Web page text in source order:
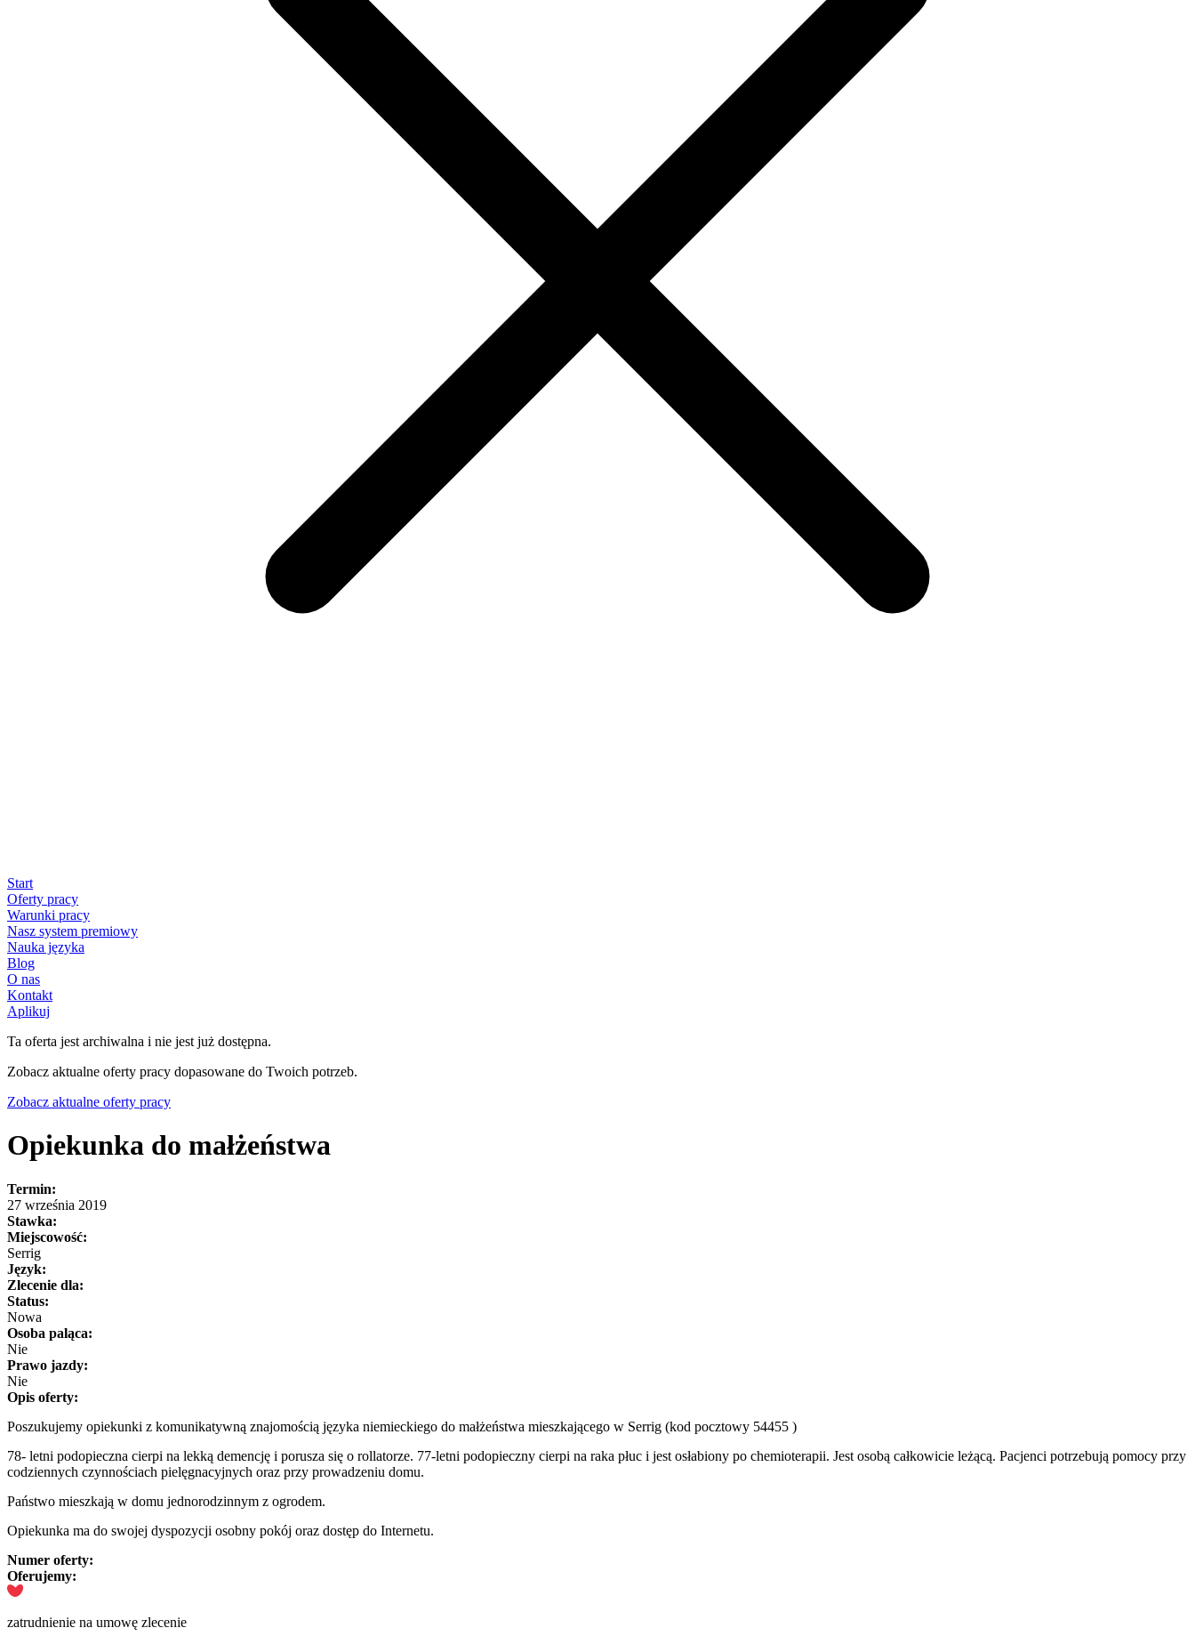
Start
Oferty pracy
Warunki pracy
Nasz system premiowy
Nauka języka
Blog
O nas
Kontakt
Aplikuj
Ta oferta jest archiwalna i nie jest już dostępna.
Zobacz aktualne oferty pracy dopasowane do Twoich potrzeb.
Zobacz aktualne oferty pracy
Opiekunka do małżeństwa
Termin:
27 września 2019
Stawka:
Miejscowość:
Serrig
Język:
Zlecenie dla:
Status:
Nowa
Osoba paląca:
Nie
Prawo jazdy:
Nie
Opis oferty:
Poszukujemy opiekunki z komunikatywną znajomością języka niemieckiego do małżeństwa mieszkającego w Serrig (kod pocztowy 54455 )
78- letni podopieczna cierpi na lekką demencję i porusza się o rollatorze. 77-letni podopieczny cierpi na raka płuc i jest osłabiony po chemioterapii. Jest osobą całkowicie leżącą. Pacjenci potrzebują pomocy przy
codziennych czynnościach pielęgnacyjnych oraz przy prowadzeniu domu.
Państwo mieszkają w domu jednorodzinnym z ogrodem.
Opiekunka ma do swojej dyspozycji osobny pokój oraz dostęp do Internetu.
Numer oferty:
Oferujemy:
zatrudnienie na umowę zlecenie